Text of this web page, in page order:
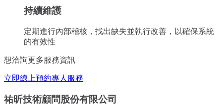
持續維護
定期進行內部稽核，找出缺失並執行改善，以確保系統
的有效性
想洽詢更多服務資訊
立即線上預約專人服務
祐昕技術顧問股份有限公司